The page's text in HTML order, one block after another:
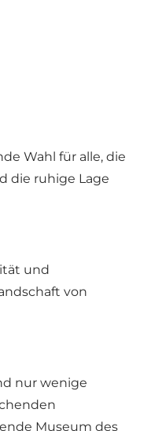
Wahl für alle, die
die ruhige Lage
und
von
nur wenige
Museum des